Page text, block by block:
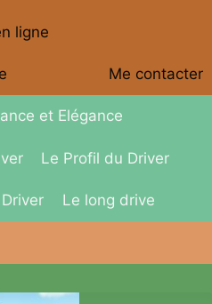
ligne
Me contacter
et Elégance
Le Profil du Driver
Le long drive